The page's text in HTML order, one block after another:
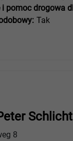
i pomoc drogowa
Tak
8